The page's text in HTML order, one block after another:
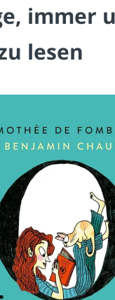
immer
lesen